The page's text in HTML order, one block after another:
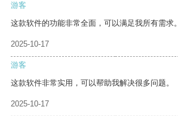
游客
这款软件的功能非常全面，可以满足我所有需求。
2025-10-17
游客
这款软件非常实用，可以帮助我解决很多问题。
2025-10-17